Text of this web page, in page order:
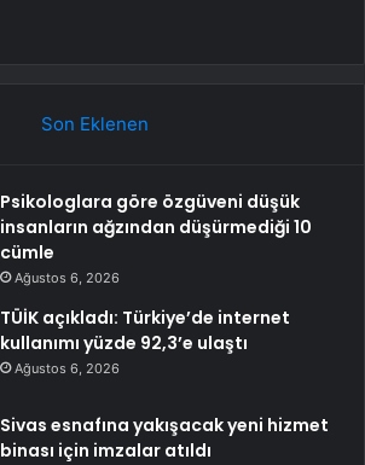
Son Eklenen
Psikologlara göre özgüveni düşük
insanların ağzından düşürmediği 10
cümle
Ağustos 6, 2026
TÜİK açıkladı: Türkiye’de internet
kullanımı yüzde 92,3’e ulaştı
Ağustos 6, 2026
Sivas esnafına yakışacak yeni hizmet
binası için imzalar atıldı